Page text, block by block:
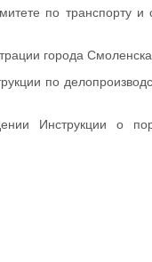
по транспорту и
города
по
Инструкции о